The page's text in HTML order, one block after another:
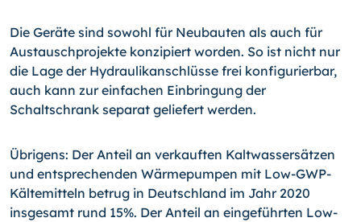
Die Geräte sind sowohl für Neubauten als auch für
Austauschprojekte konzipiert worden. So ist nicht nur
die Lage der Hydraulikanschlüsse frei konfigurierbar,
auch kann zur einfachen Einbringung der
Schaltschrank separat geliefert werden.
Übrigens: Der Anteil an verkauften Kaltwassersätzen
und entsprechenden Wärmepumpen mit Low-GWP-
Kältemitteln betrug in Deutschland im Jahr 2020
insgesamt rund 15%. Der Anteil an eingeführten Low-